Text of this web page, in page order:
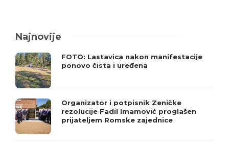
Najnovije
FOTO: Lastavica nakon manifestacije
ponovo čista i uređena
Organizator i potpisnik Zeničke
rezolucije Fadil Imamović proglašen
prijateljem Romske zajednice